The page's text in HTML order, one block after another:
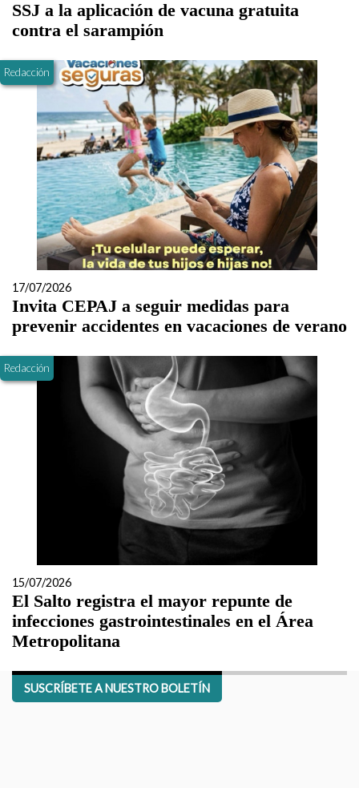
SSJ a la aplicación de vacuna gratuita
contra el sarampión
Redacción
17/07/2026
Invita CEPAJ a seguir medidas para
prevenir accidentes en vacaciones de verano
Redacción
15/07/2026
El Salto registra el mayor repunte de
infecciones gastrointestinales en el Área
Metropolitana
SUSCRÍBETE A NUESTRO BOLETÍN